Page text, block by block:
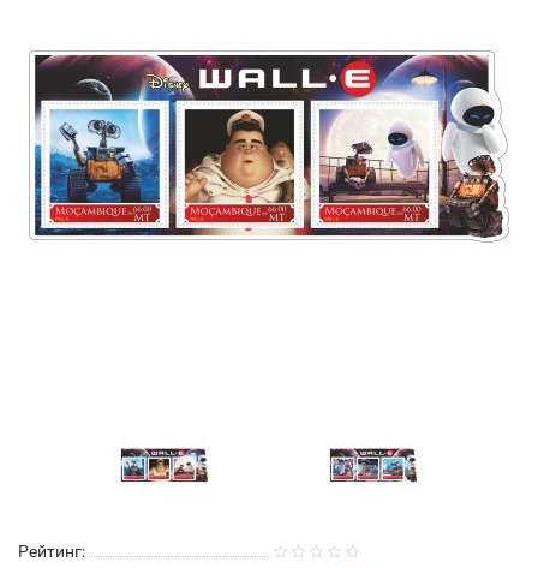
Рейтинг: